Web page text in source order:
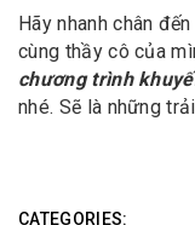
Hãy nhanh chân đến
cùng thầy cô của
chương trình
nhé. Sẽ là những
CATEGORIES: